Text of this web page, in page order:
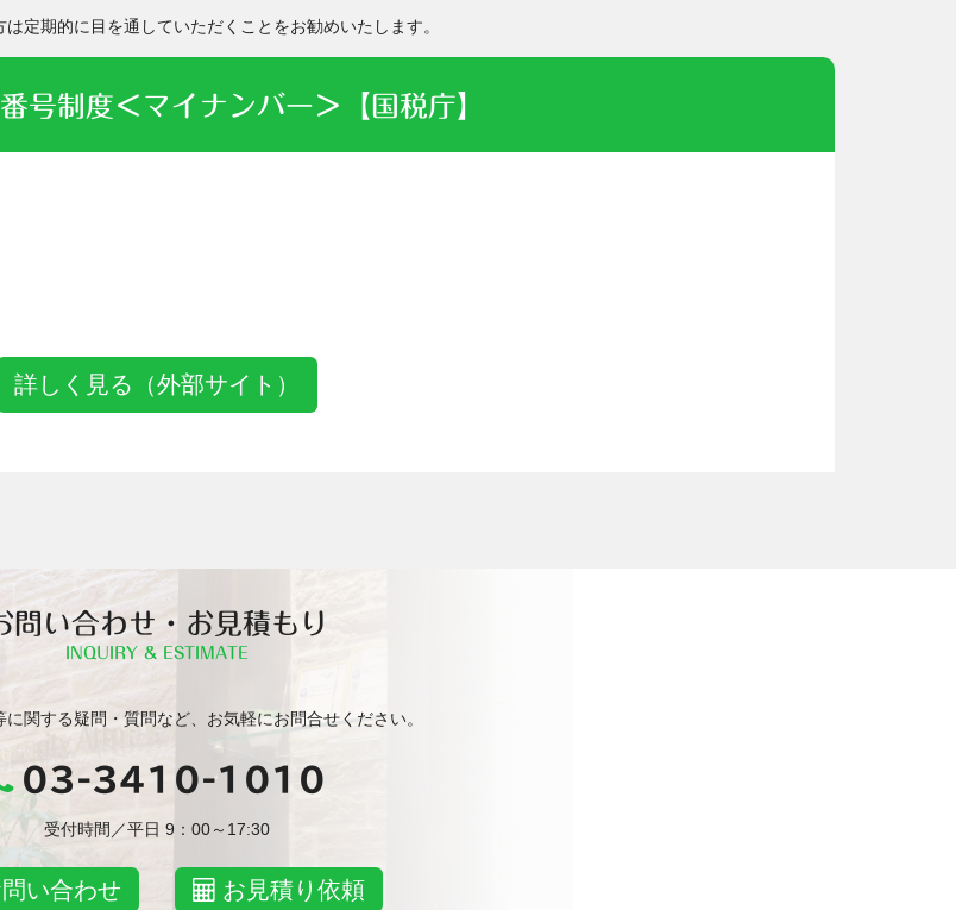
は定期的に目を通していただくことをお勧めいたします。
号制度＜マイナンバー＞【国税庁】
詳しく見る（外部サイト）
問い合わせ・お見積もり
INQUIRY & ESTIMATE
に関する疑問・質問など、お気軽にお問合せください。
03-3410-1010
受付時間／平日 9：00～17:30
い合わせ お見積り依頼